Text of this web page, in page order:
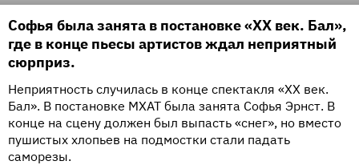
Софья была занята в постановке «XX век. Бал»,
где в конце пьесы артистов ждал неприятный
сюрприз.
Неприятность случилась в конце спектакля «XX век.
Бал». В постановке МХАТ была занята Софья Эрнст. В
конце на сцену должен был выпасть «снег», но вместо
пушистых хлопьев на подмостки стали падать
саморезы.